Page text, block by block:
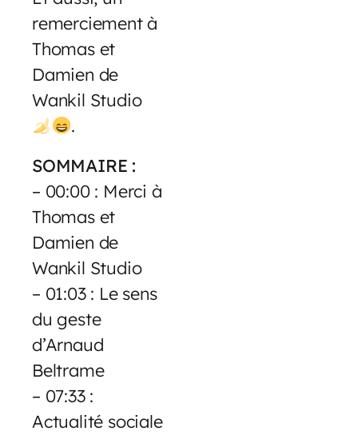
remerciement à
Thomas et
Damien de
Wankil Studio
.
SOMMAIRE :
– 00:00 : Merci à
Thomas et
Damien de
Wankil Studio
– 01:03 : Le sens
du geste
d’Arnaud
Beltrame
– 07:33 :
Actualité sociale